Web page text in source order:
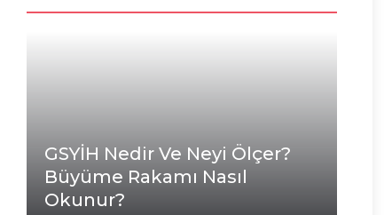
GSYİH Nedir Ve Neyi Ölçer?
Büyüme Rakamı Nasıl
Okunur?